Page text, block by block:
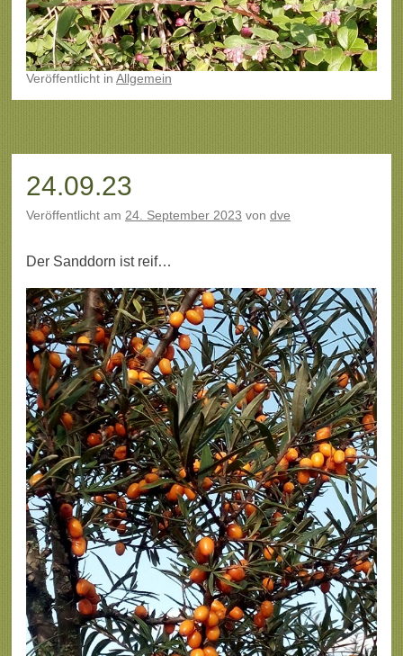
Veröffentlicht in Allgemein
24.09.23
Veröffentlicht am 24. September 2023 von dve
Der Sanddorn ist reif…